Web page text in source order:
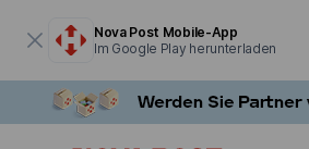
Nova Post Mobile-App
Im Google Play herunterladen